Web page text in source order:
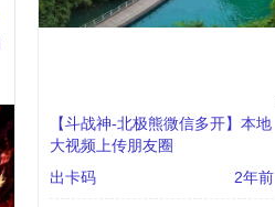
【斗战神-北极熊微信多开】本地
大视频上传朋友圈
出卡码
2年前